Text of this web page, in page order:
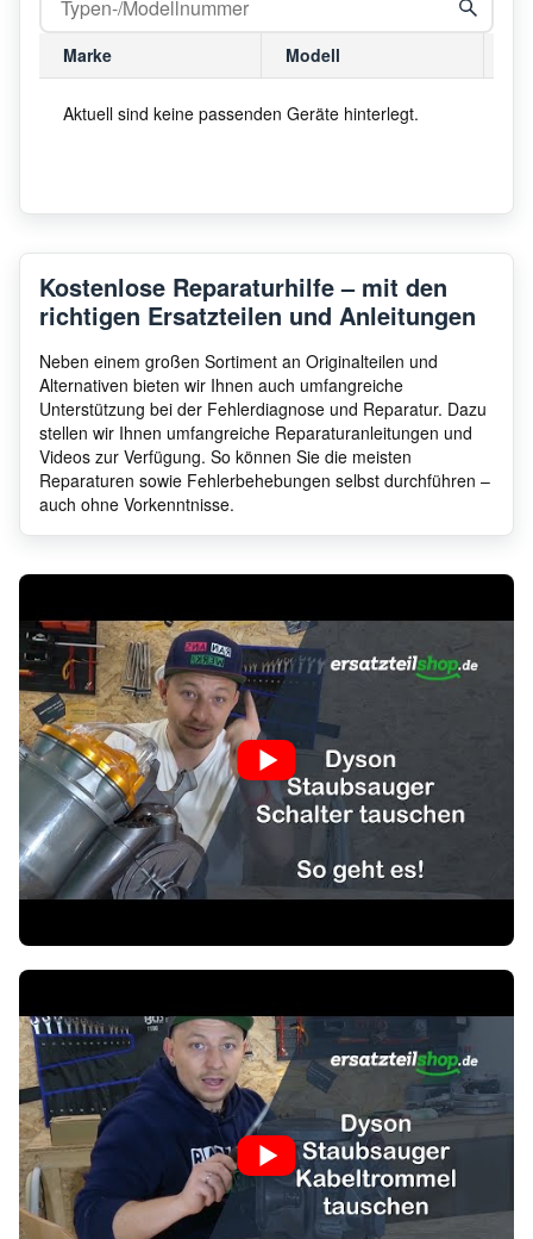
Marke Modell
Aktuell sind keine passenden Geräte hinterlegt.
Kostenlose Reparaturhilfe – mit den
richtigen Ersatzteilen und Anleitungen
Neben einem großen Sortiment an Originalteilen und
Alternativen bieten wir Ihnen auch umfangreiche
Unterstützung bei der Fehlerdiagnose und Reparatur. Dazu
stellen wir Ihnen umfangreiche Reparaturanleitungen und
Videos zur Verfügung. So können Sie die meisten
Reparaturen sowie Fehlerbehebungen selbst durchführen –
auch ohne Vorkenntnisse.